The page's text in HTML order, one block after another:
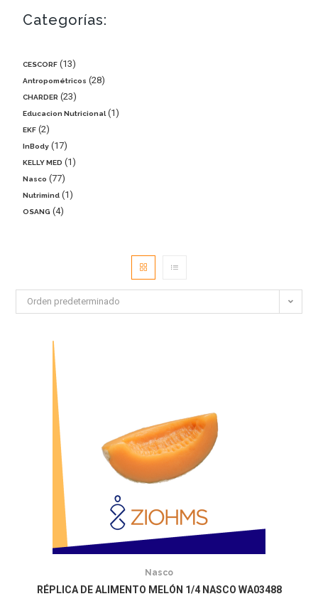
Categorías:
CESCORF 13
Antropométricos 28
CHARDER 23
Educacion Nutricional 1
EKF 2
InBody 17
KELLY MED 1
Nasco 77
Nutrimind 1
OSANG 4
Orden predeterminado
Nasco
RÉPLICA DE ALIMENTO MELÓN 1/4 NASCO WA03488